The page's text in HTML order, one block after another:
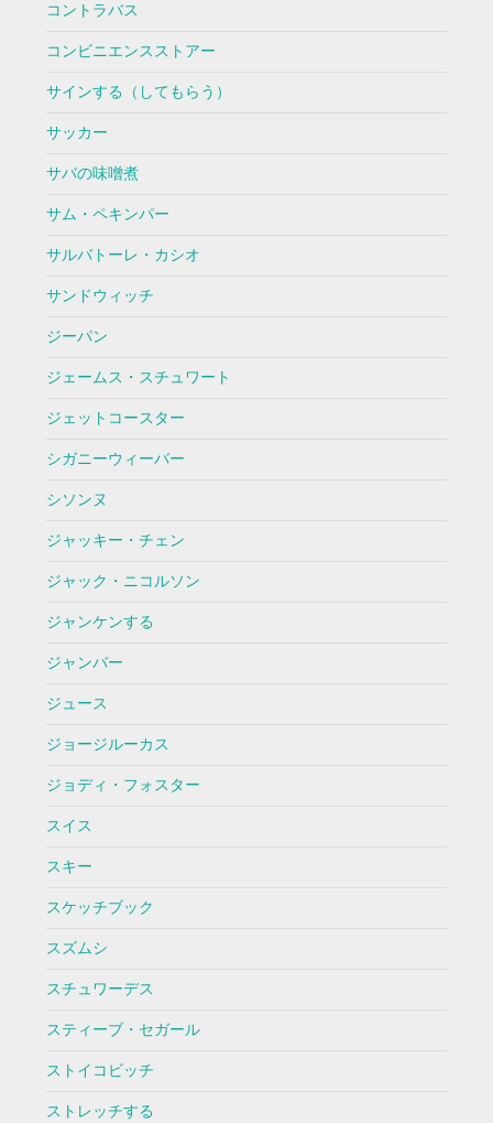
コントラバス
コンビニエンスストアー
サインする（してもらう）
サッカー
サバの味噌煮
サム・ペキンパー
サルバトーレ・カシオ
サンドウィッチ
ジーパン
ジェームス・スチュワート
ジェットコースター
シガニーウィーバー
シソンヌ
ジャッキー・チェン
ジャック・ニコルソン
ジャンケンする
ジャンバー
ジュース
ジョージルーカス
ジョディ・フォスター
スイス
スキー
スケッチブック
スズムシ
スチュワーデス
スティーブ・セガール
ストイコビッチ
ストレッチする